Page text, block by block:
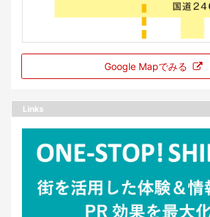
Google Mapでみる
Links